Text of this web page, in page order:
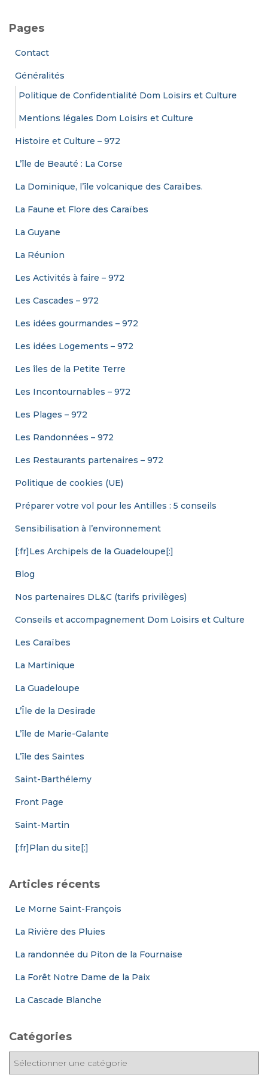
rPages
Contact
Généralités
Politique de Confidentialité Dom Loisirs et Culture
Mentions légales Dom Loisirs et Culture
Histoire et Culture – 972
L’île de Beauté : La Corse
La Dominique, l’île volcanique des Caraïbes.
La Faune et Flore des Caraïbes
La Guyane
La Réunion
Les Activités à faire – 972
Les Cascades – 972
Les idées gourmandes – 972
Les idées Logements – 972
Les îles de la Petite Terre
Les Incontournables – 972
Les Plages – 972
Les Randonnées – 972
Les Restaurants partenaires – 972
Politique de cookies (UE)
Préparer votre vol pour les Antilles : 5 conseils
Sensibilisation à l’environnement
[:fr]Les Archipels de la Guadeloupe[:]
Blog
Nos partenaires DL&C (tarifs privilèges)
Conseils et accompagnement Dom Loisirs et Culture
Les Caraïbes
La Martinique
La Guadeloupe
L’Île de la Desirade
L’île de Marie-Galante
L’île des Saintes
Saint-Barthélemy
Front Page
Saint-Martin
[:fr]Plan du site[:]
Articles récents
Le Morne Saint-François
La Rivière des Pluies
La randonnée du Piton de la Fournaise
La Forêt Notre Dame de la Paix
La Cascade Blanche
Catégories